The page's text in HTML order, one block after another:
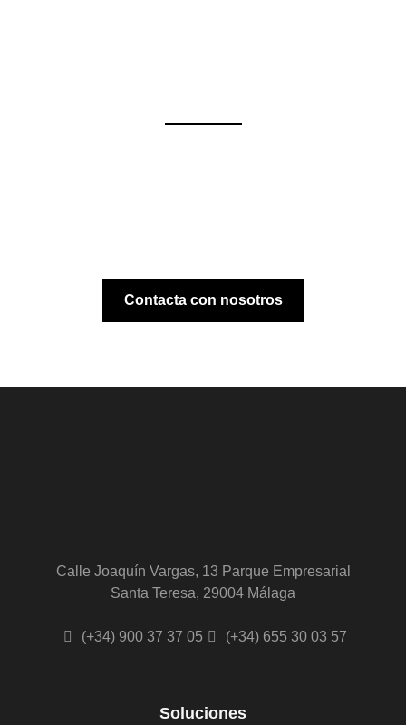
Contacta con nosotros
Calle Joaquín Vargas, 13 Parque Empresarial
Santa Teresa, 29004 Málaga
(+34) 900 37 37 05 (+34) 655 30 03 57
Soluciones